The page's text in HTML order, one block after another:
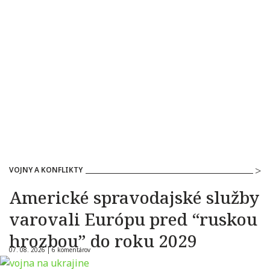
VOJNY A KONFLIKTY
Americké spravodajské služby
varovali Európu pred “ruskou
hrozbou” do roku 2029
07. 08. 2026 |6 komentárov